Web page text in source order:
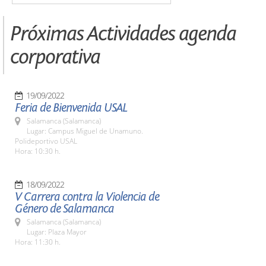
Próximas Actividades agenda
corporativa
19/09/2022
Feria de Bienvenida USAL
Salamanca (Salamanca)
Lugar: Campus Miguel de Unamuno.
Polideportivo USAL
Hora: 10:30 h.
18/09/2022
V Carrera contra la Violencia de
Género de Salamanca
Salamanca (Salamanca)
Lugar: Plaza Mayor
Hora: 11:30 h.